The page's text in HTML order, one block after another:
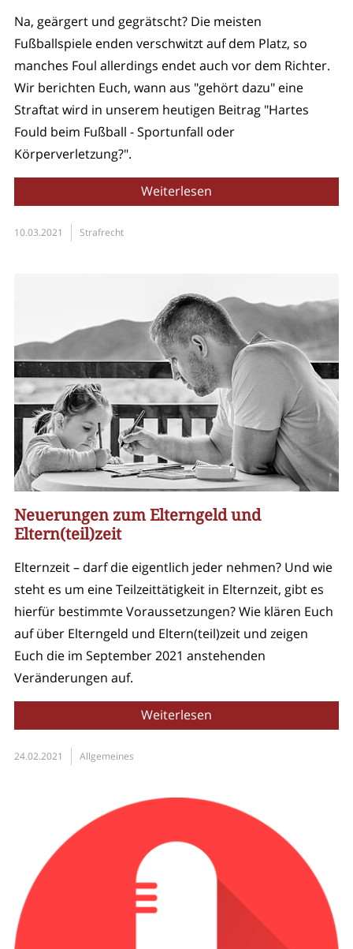
Na, geärgert und gegrätscht? Die meisten
Fußballspiele enden verschwitzt auf dem Platz, so
manches Foul allerdings endet auch vor dem Richter.
Wir berichten Euch, wann aus "gehört dazu" eine
Straftat wird in unserem heutigen Beitrag "Hartes
Fould beim Fußball - Sportunfall oder
Körperverletzung?".
Weiterlesen
10.03.2021 Strafrecht
Neuerungen zum Elterngeld und
Eltern(teil)zeit
Elternzeit – darf die eigentlich jeder nehmen? Und wie
steht es um eine Teilzeittätigkeit in Elternzeit, gibt es
hierfür bestimmte Voraussetzungen? Wie klären Euch
auf über Elterngeld und Eltern(teil)zeit und zeigen
Euch die im September 2021 anstehenden
Veränderungen auf.
Weiterlesen
24.02.2021 Allgemeines